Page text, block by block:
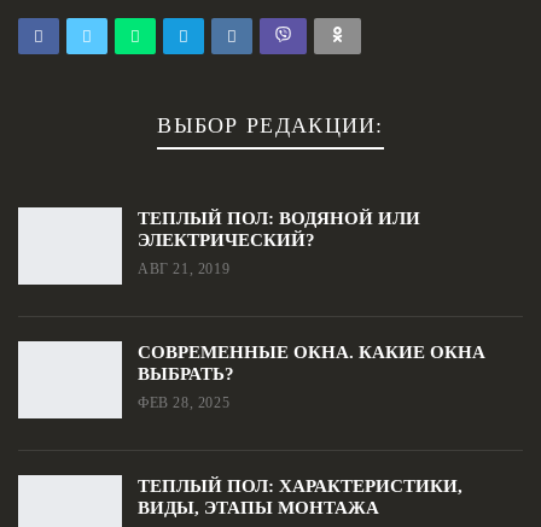
ВЫБОР РЕДАКЦИИ:
ТЕПЛЫЙ ПОЛ: ВОДЯНОЙ ИЛИ
ЭЛЕКТРИЧЕСКИЙ?
АВГ 21, 2019
СОВРЕМЕННЫЕ ОКНА. КАКИЕ ОКНА
ВЫБРАТЬ?
ФЕВ 28, 2025
ТЕПЛЫЙ ПОЛ: ХАРАКТЕРИСТИКИ,
ВИДЫ, ЭТАПЫ МОНТАЖА